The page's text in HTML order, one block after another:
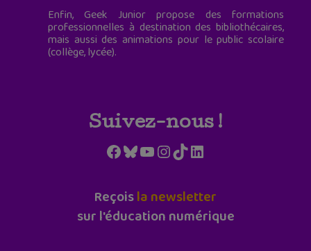
Enfin, Geek Junior propose des formations
professionnelles à destination des bibliothécaires,
mais aussi des animations pour le public scolaire
(collège, lycée).
Suivez-nous !
Facebook
Bluesky
YouTube
Instagram
TikTokLinkedIn
Reçoisla newsletter
sur l'éducation numérique